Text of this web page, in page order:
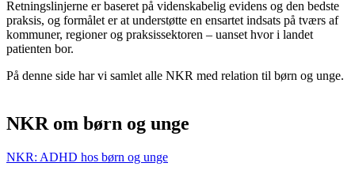
Retningslinjerne er baseret på videnskabelig evidens og den bedste
praksis, og formålet er at understøtte en ensartet indsats på tværs af
kommuner, regioner og praksissektoren – uanset hvor i landet
patienten bor.
På denne side har vi samlet alle NKR med relation til børn og unge.
NKR om børn og unge
NKR: ADHD hos børn og unge